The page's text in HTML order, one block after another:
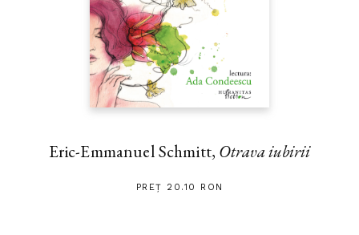
Eric-Emmanuel Schmitt, Otrava iubirii
PREȚ 20.10 RON